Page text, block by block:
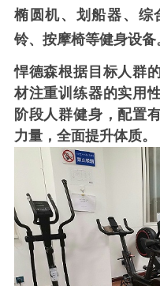
椭圆机、划船器、综
铃、按摩椅等健身设备
悍德森根据目标人群
材注重训练器的实用
阶段人群健身，配置
力量，全面提升体质。